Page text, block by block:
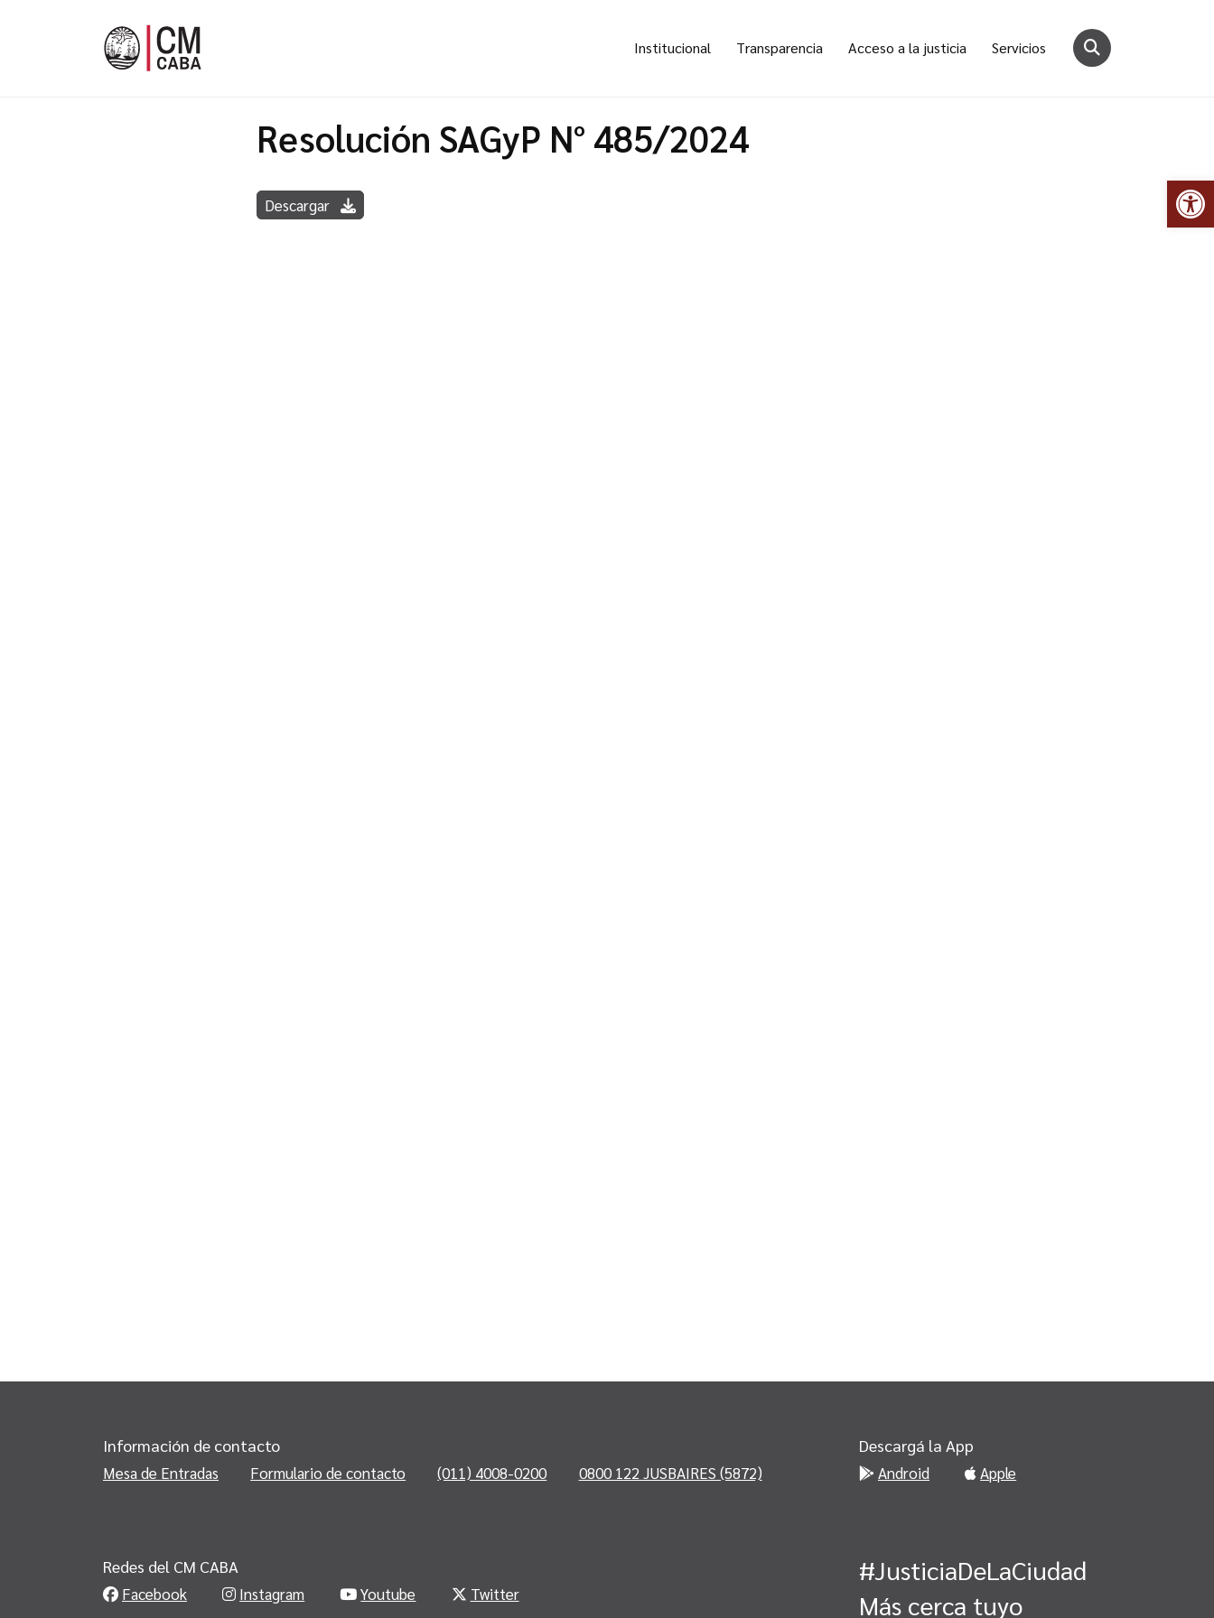
Institucional Transparencia Acceso a la justicia Servicios
Resolución SAGyP N° 485/2024
Descargar
Información de contacto
Mesa de Entradas Formulario de contacto (011) 4008-0200 0800 122 JUSBAIRES (5872)
Descargá la App
Android Apple
Redes del CM CABA
Facebook Instagram Youtube Twitter
#JusticiaDeLaCiudad
Más cerca tuyo